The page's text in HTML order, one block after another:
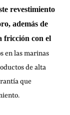
revestimiento
además de
fricción con el
en las marinas
de alta
que